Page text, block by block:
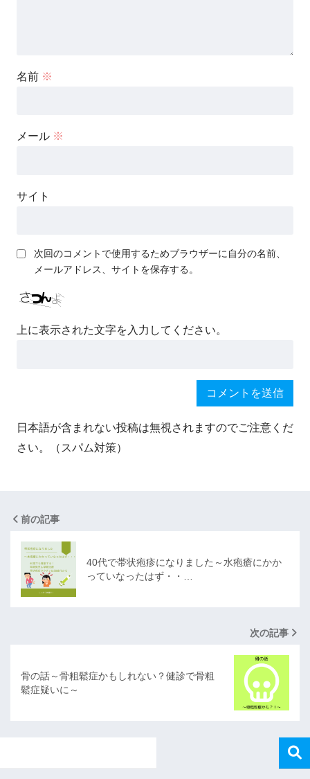
名前 ※
メール ※
サイト
次回のコメントで使用するためブラウザーに自分の名前、
メールアドレス、サイトを保存する。
上に表示された文字を入力してください。
日本語が含まれない投稿は無視されますのでご注意くだ
さい。（スパム対策）
前の記事
40代で帯状疱疹になりました～水疱瘡にかか
っていなったはず・・…
次の記事
骨の話～骨粗鬆症かもしれない？健診で骨粗
鬆症疑いに～